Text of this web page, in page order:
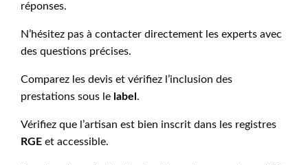
réponses.
N’hésitez pas à contacter directement les experts avec
des questions précises.
Comparez les devis et vérifiez l’inclusion des
prestations sous le label .
Vérifiez que l’artisan est bien inscrit dans les registres
RGE et accessible.